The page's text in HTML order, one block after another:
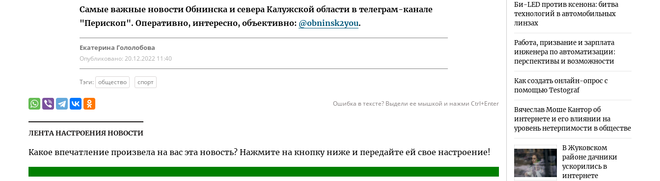
Самые важные новости Обнинска и севера Калужской области в телеграм-канале
"Перископ". Оперативно, интересно, объективно: @obninsk2you.
Екатерина Гололобова
Опубликовано: 20.12.2022 11:40
Тэги: общество спорт
Ошибка в тексте? Выдели ее мышкой и нажми Ctrl+Enter
ЛЕНТА НАСТРОЕНИЯ НОВОСТИ
Какое впечатление произвела на вас эта новость? Нажмите на кнопку ниже и передайте ей свое настроение!
Би-LED против ксенона: битва
технологий в автомобильных
линзах
Работа, призвание и зарплата
инженера по автоматизации:
перспективы и возможности
Как создать онлайн-опрос с
помощью Testograf
Вячеслав Моше Кантор об
интернете и его влиянии на
уровень нетерпимости в обществе
В Жуковском
районе дачники
ускорились в
интернете